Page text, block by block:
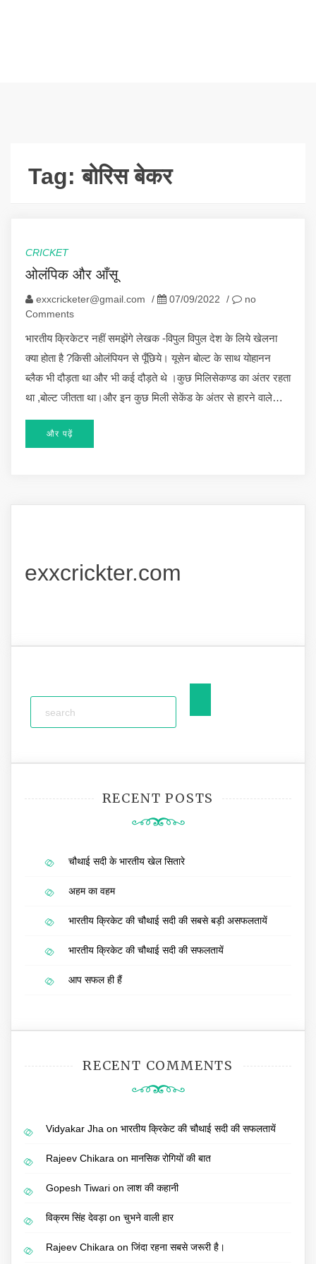
Tag:बोरिस बेकर
CRICKET
ओलंपिक और आँसू
exxcricketer@gmail.com / 07/09/2022 /
no
Comments
भारतीय क्रिकेटर नहीं समझेंगे लेखक -विपुल विपुल देश के लिये खेलना
क्या होता है ?किसी ओलंपियन से पूँछिये। यूसेन बोल्ट के साथ योहानन
ब्लैक भी दौड़ता था और भी कई दौड़ते थे ।कुछ मिलिसेकण्ड का अंतर रहता
था ,बोल्ट जीतता था।और इन कुछ मिली सेकेंड के अंतर से हारने वाले…
और पढ़ें
exxcrickter.com
RECENT POSTS
चौथाई सदी के भारतीय खेल सितारे
अहम का वहम
भारतीय क्रिकेट की चौथाई सदी की सबसे बड़ी असफलतायें
भारतीय क्रिकेट की चौथाई सदी की सफलतायें
आप सफल ही हैं
RECENT COMMENTS
Vidyakar Jha on भारतीय क्रिकेट की चौथाई सदी की सफलतायें
Rajeev Chikara on मानसिक रोगियों की बात
Gopesh Tiwari on लाश की कहानी
विक्रम सिंह देवड़ाon चुभने वाली हार
Rajeev Chikara on जिंदा रहना सबसे जरूरी है।